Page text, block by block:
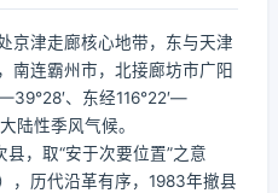
京津走廊核心地带，东与天津
南连霸州市，北接廊坊市广阳
、东经116°22′—
陆性季风气候。
，取“安于次要位置”之意
，历代沿革有序，1983年撤县